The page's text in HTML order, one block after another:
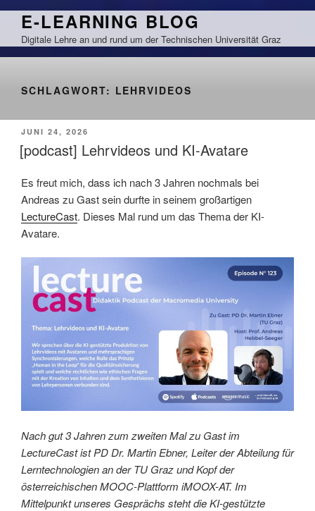
Zum
springen
E-LEARNING BLOG
Digitale Lehre an und rund um der Technischen Universität Graz
SCHLAGWORT: LEHRVIDEOS
VERÖFFENTLICHT
AM
JUNI 24, 2026
[podcast] Lehrvideos und KI-Avatare
Es freut mich, dass ich nach 3 Jahren nochmals bei
Andreas zu Gast sein durfte in seinem großartigen
LectureCast. Dieses Mal rund um das Thema der KI-
Avatare.
Nach gut 3 Jahren zum zweiten Mal zu Gast im
LectureCast ist PD Dr. Martin Ebner, Leiter der Abteilung für
Lerntechnologien an der TU Graz und Kopf der
österreichischen MOOC-Plattform iMOOX-AT. Im
Mittelpunkt unseres Gesprächs steht die KI-gestützte